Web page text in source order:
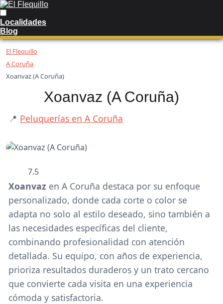
Localidades
Blog
El Flequillo
A Coruña
Xoanvaz (A Coruña)
Xoanvaz (A Coruña)
📍 Peluquerías en A Coruña
7.5
Xoanvaz en A Coruña destaca por su enfoque
personalizado, donde cada corte o color se
adapta no solo al estilo deseado, sino también a
las necesidades específicas del cliente,
combinando profesionalidad con atención
detallada. Su equipo, con años de experiencia,
prioriza resultados duraderos y un trato cercano
que convierte cada visita en una experiencia
cómoda y satisfactoria.